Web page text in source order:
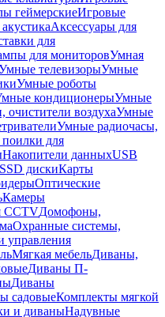
геймерскиеИгровые
Аксессуары для
для
для мониторовУмная
телевизорыУмные
Умные роботы
кондиционерыУмные
воздухаУмные
Умные радиочасы,
для
Накопители данныхUSB
дискиКарты
Оптические
Камеры
CCTVДомофоны,
Охранные системы,
управления
Мягкая мебельДиваны,
Диваны П-
Диваны
садовыеКомплекты мягкой
и диваныНадувные